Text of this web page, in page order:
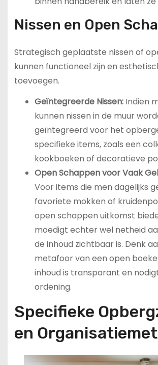
Nissen en Open
Strategisch geplaatste nissen of
kunnen functioneel zijn en
toevoegen.
Geïntegreerde Nissen:Indien
kunnen nissen in de muur
geïntegreerd voor het
specifieke items, zoals een
kookboeken of decoratieve
Open Schappen voor Vaak
Voor items die men dagelijks
favoriete mokken of
open schappen uitkomst
moedigt echter wel netheid
de inhoud zichtbaar is. Denk
metafoor van een open
inhoud is transparant en
ordening.
Specifieke
en